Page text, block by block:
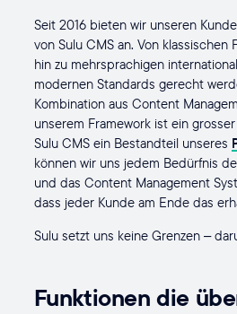
Seit 2016 bieten wir unseren
von Sulu CMS an. Von klassischen
hin zu mehrsprachigen
modernen Standards gerecht
Kombination aus Content
unserem Framework ist ein
Sulu CMS ein Bestandteil unseres
können wir uns jedem Bedürfnis
und das Content Management
dass jeder Kunde am Ende das
Sulu setzt uns keine Grenzen –
Funktionen die